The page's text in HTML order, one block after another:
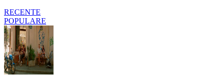
RECENTE
POPULARE